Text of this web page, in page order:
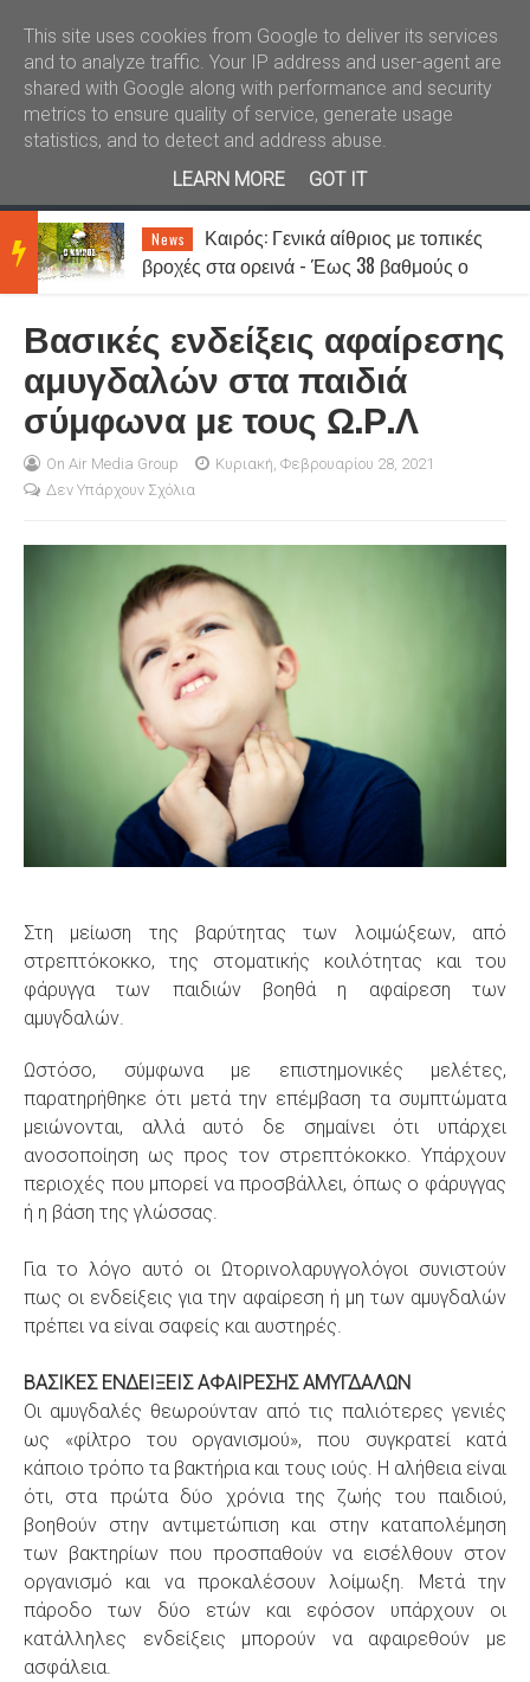
Καλώς ήλθατε Kral News
BRE
AKIN
NEW
News
Καιρός: Γενικά αίθριος με τοπικές
βροχές στα ορεινά - Έως 38 βαθμούς ο
Βασικές ενδείξεις αφαίρεσης
αμυγδαλών στα παιδιά
σύμφωνα με τους Ω.Ρ.Λ
On Air Media Group
Κυριακή, Φεβρουαρίου 28, 2021
Δεν Υπάρχουν Σχόλια
Στη μείωση της βαρύτητας των λοιμώξεων, από
στρεπτόκοκκο, της στοματικής κοιλότητας και του
φάρυγγα των παιδιών βοηθά η αφαίρεση των
αμυγδαλών.
Ωστόσο, σύμφωνα με επιστημονικές μελέτες,
παρατηρήθηκε ότι μετά την επέμβαση τα συμπτώματα
μειώνονται, αλλά αυτό δε σημαίνει ότι υπάρχει
ανοσοποίηση ως προς τον στρεπτόκοκκο. Υπάρχουν
περιοχές που μπορεί να προσβάλλει, όπως ο φάρυγγας
ή η βάση της γλώσσας.
Για το λόγο αυτό οι Ωτορινολαρυγγολόγοι συνιστούν
πως οι ενδείξεις για την αφαίρεση ή μη των αμυγδαλών
πρέπει να είναι σαφείς και αυστηρές.
ΒΑΣΙΚΕΣ ΕΝΔΕΙΞΕΙΣ ΑΦΑΙΡΕΣΗΣ ΑΜΥΓΔΑΛΩΝ
Οι αμυγδαλές θεωρούνταν από τις παλιότερες γενιές
ως «φίλτρο του οργανισμού», που συγκρατεί κατά
κάποιο τρόπο τα βακτήρια και τους ιούς. Η αλήθεια είναι
ότι, στα πρώτα δύο χρόνια της ζωής του παιδιού,
βοηθούν στην αντιμετώπιση και στην καταπολέμηση
των βακτηρίων που προσπαθούν να εισέλθουν στον
οργανισμό και να προκαλέσουν λοίμωξη. Μετά την
πάροδο των δύο ετών και εφόσον υπάρχουν οι
κατάλληλες ενδείξεις μπορούν να αφαιρεθούν με
ασφάλεια.
This site uses cookies from Google to deliver its services
and to analyze traffic. Your IP address and user-agent are
shared with Google along with performance and security
metrics to ensure quality of service, generate usage
statistics, and to detect and address abuse.
LEARN MORE
GOT IT